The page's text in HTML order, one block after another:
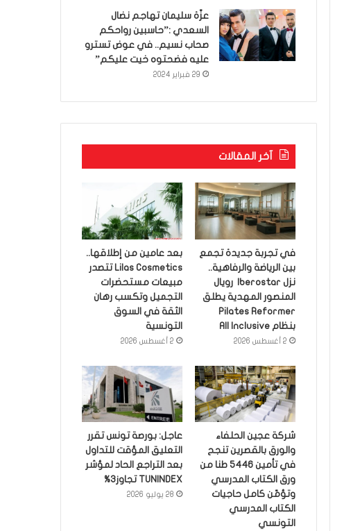
عزّة سليمان تهاجم نضال
السعدي :”حاسبين رواحكم
صحاب نسيم.. في عوض تسترو
عليه فضحتوه خيت عليكم”
29 فبراير 2024
آخر المقالات
في تجربة جديدة تجمع
بين الرياضة والرفاهية..
نزل Iberostar رويال
المنصور المهدية يطلق
Pilates Reformer
بنظام All Inclusive
2 أغسطس 2026
بعد عامين من إطلاقها..
Lilas Cosmetics تتصدر
مبيعات مستحضرات
التجميل وتكسب رهان
الثقة في السوق
التونسية
2 أغسطس 2026
شركة عجين الحلفاء
والورق بالقصرين تنجح
في تأمين 5446 طنا من
ورق الكتاب المدرسي
وتؤمّن كامل حاجيات
الكتاب المدرسي
التونسي
عاجل: بورصة تونس تقرر
التعليق المؤقت للتداول
بعد التراجع الحاد لمؤشر
TUNINDEX تجاوز3%
28 يوليو 2026